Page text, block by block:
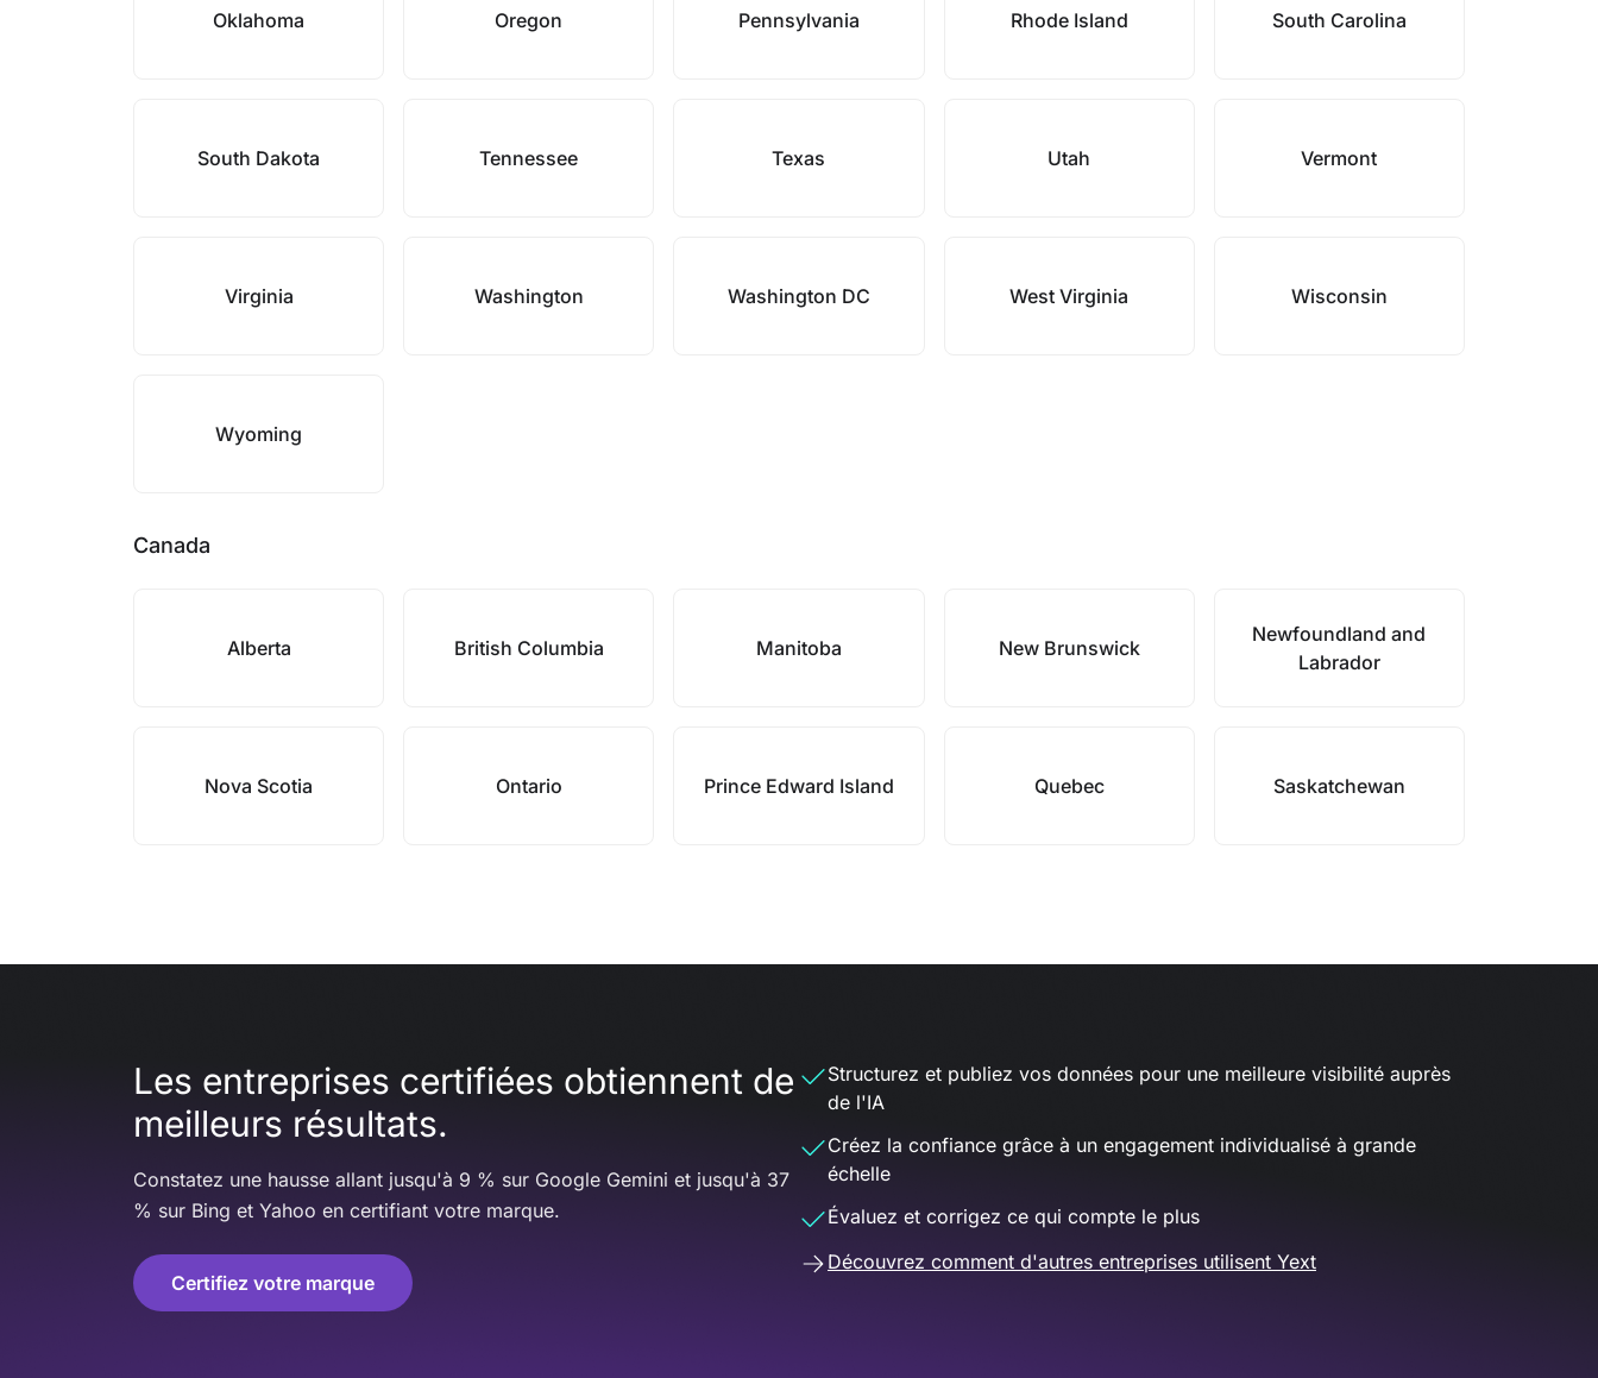
Oklahoma Oregon Pennsylvania Rhode Island South Carolina
South Dakota Tennessee Texas Utah Vermont
Virginia Washington Washington DC West Virginia Wisconsin
Wyoming
Canada
Alberta British Columbia Manitoba New Brunswick
Newfoundland and
Labrador
Nova Scotia Ontario Prince Edward Island Quebec Saskatchewan
Les entreprises certifiées obtiennent de
meilleurs résultats.
Constatez une hausse allant jusqu'à 9 % sur Google Gemini et jusqu'à 37
% sur Bing et Yahoo en certifiant votre marque.
Certifiez votre marque
Structurez et publiez vos données pour une meilleure visibilité auprès
de l'IA
Créez la confiance grâce à un engagement individualisé à grande
échelle
Évaluez et corrigez ce qui compte le plus
Découvrez comment d'autres entreprises utilisent Yext